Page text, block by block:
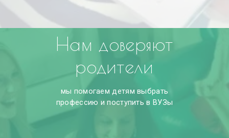
Нам доверяют
родители
мы помогаем детям выбрать
профессию и поступить в ВУЗы